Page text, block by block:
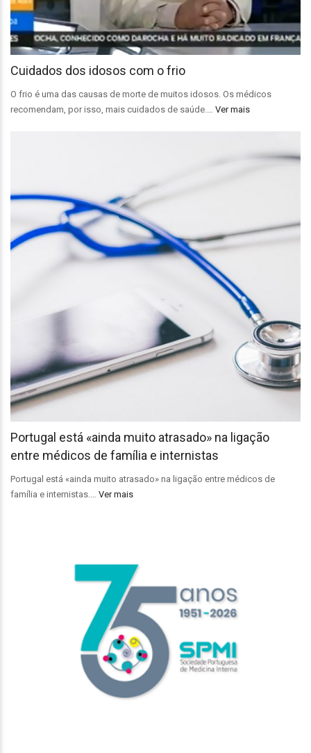
Cuidados dos idosos com o frio
O frio é uma das causas de morte de muitos idosos. Os médicos
recomendam, por isso, mais cuidados de saúde.… Ver mais
Portugal está «ainda muito atrasado» na ligação
entre médicos de família e internistas
Portugal está «ainda muito atrasado» na ligação entre médicos de
família e internistas.… Ver mais